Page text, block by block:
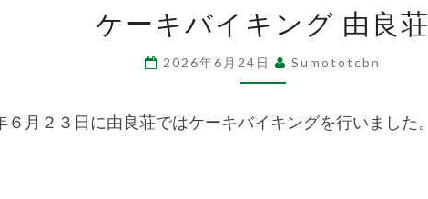
ー
キ
バ
キ
ケーキバイキング 由良荘
2026年6月24日 Sumototcbn
６月２３日に由良荘ではケーキバイキングを行いました。